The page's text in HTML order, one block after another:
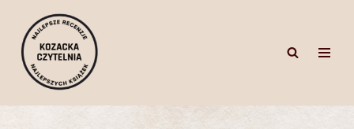
Przejdź
do
treści